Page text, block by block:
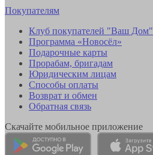
Покупателям
Клуб покупателей "Ваш Дом"
Программа «Новосёл»
Подарочные карты
Прорабам, бригадам
Юридическим лицам
Способы оплаты
Возврат и обмен
Обратная связь
Скачайте мобильное приложение